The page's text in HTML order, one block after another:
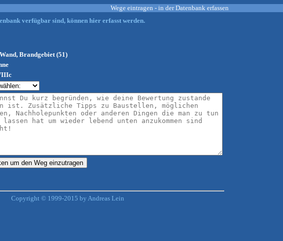
Wege eintragen - in der Datenbank erfassen
verfügbar sind, können hier erfasst werden.
Brandgebiet (51)
Copyright © 1999-2015 by Andreas Lein